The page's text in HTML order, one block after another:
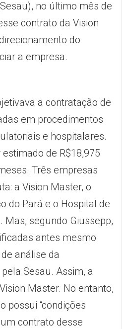
no último mês de
contrato da Vision
do
a empresa.
a contratação de
em procedimentos
e hospitalares.
de R$18,975
Três empresas
a Vision Master, o
do Pará e o Hospital de
Mas, segundo Giussepp,
antes mesmo
análise da
Sesau. Assim, a
Master. No entanto,
possui “condições
contrato desse